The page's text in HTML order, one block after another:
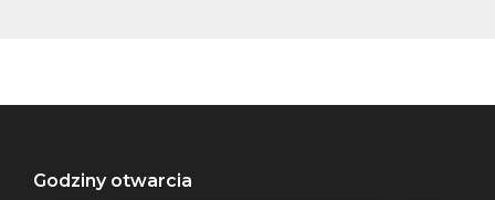
Godziny otwarcia